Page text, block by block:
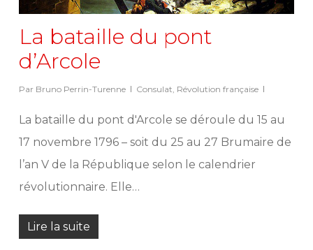
La bataille du pont
d’Arcole
Par Bruno Perrin-Turenne Consulat Révolution française
La bataille du pont d'Arcole se déroule du 15 au
17 novembre 1796 – soit du 25 au 27 Brumaire de
l’an V de la République selon le calendrier
révolutionnaire. Elle…
Lire la suite